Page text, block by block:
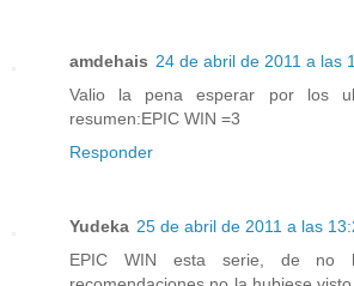
amdehais 24 de abril de 2011 a las
Valio la pena esperar por los
resumen:EPIC WIN =3
Responder
Yudeka 25 de abril de 2011 a las
EPIC WIN esta serie, de no